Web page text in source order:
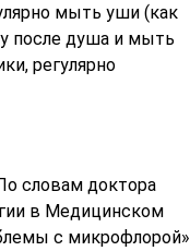
мыть уши (как
после душа и мыть
регулярно
словам доктора
в Медицинском
с микрофлорой»